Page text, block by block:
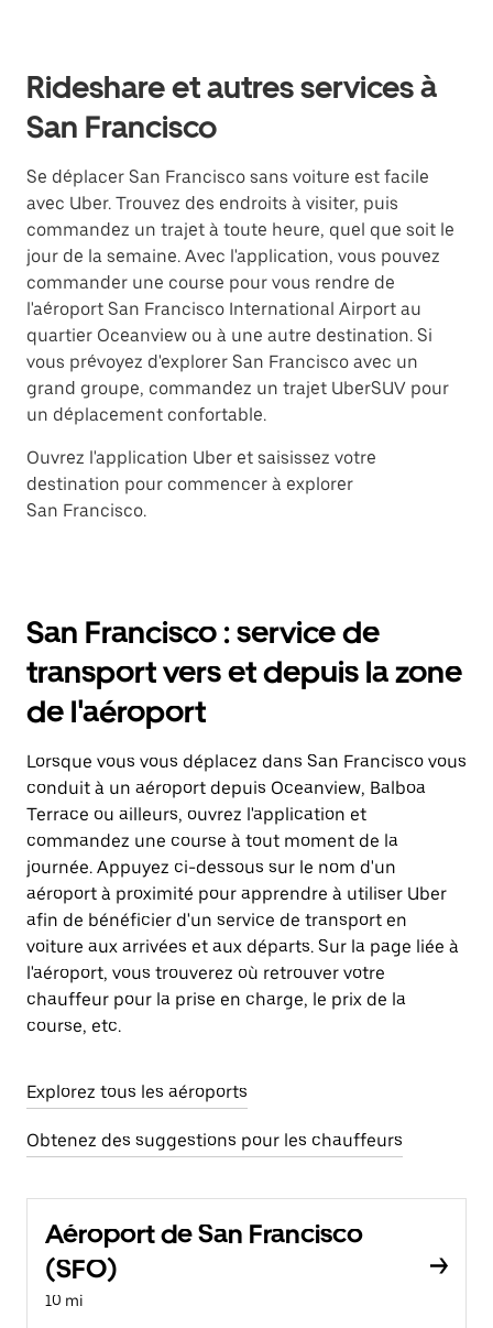
Rideshare et autres services à
San Francisco
Se déplacer San Francisco sans voiture est facile
avec Uber. Trouvez des endroits à visiter, puis
commandez un trajet à toute heure, quel que soit le
jour de la semaine. Avec l'application, vous pouvez
commander une course pour vous rendre de
l'aéroport San Francisco International Airport au
quartier Oceanview ou à une autre destination. Si
vous prévoyez d'explorer San Francisco avec un
grand groupe, commandez un trajet UberSUV pour
un déplacement confortable.
Ouvrez l'application Uber et saisissez votre
destination pour commencer à explorer
San Francisco.
San Francisco : service de
transport vers et depuis la zone
de l'aéroport
Lorsque vous vous déplacez dans San Francisco vous
conduit à un aéroport depuis Oceanview, Balboa
Terrace ou ailleurs, ouvrez l'application et
commandez une course à tout moment de la
journée. Appuyez ci-dessous sur le nom d'un
aéroport à proximité pour apprendre à utiliser Uber
afin de bénéficier d'un service de transport en
voiture aux arrivées et aux départs. Sur la page liée à
l'aéroport, vous trouverez où retrouver votre
chauffeur pour la prise en charge, le prix de la
course, etc.
Explorez tous les aéroports
Obtenez des suggestions pour les chauffeurs
Aéroport de San Francisco
(SFO)
10 mi